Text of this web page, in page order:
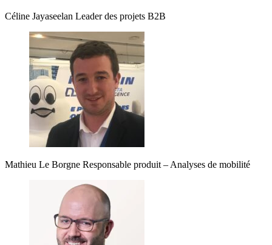
Céline Jayaseelan Leader des projets B2B
Mathieu Le Borgne Responsable produit – Analyses de mobilité